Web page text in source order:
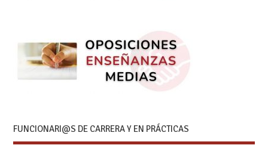
FUNCIONARI@S DE CARRERA Y EN PRÁCTICAS